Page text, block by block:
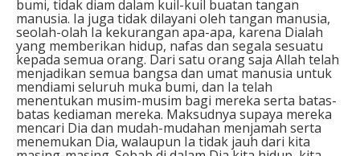
bumi, tidak diam dalam kuil-kuil buatan tangan
manusia. Ia juga tidak dilayani oleh tangan manusia,
seolah-olah Ia kekurangan apa-apa, karena Dialah
yang memberikan hidup, nafas dan segala sesuatu
kepada semua orang. Dari satu orang saja Allah telah
menjadikan semua bangsa dan umat manusia untuk
mendiami seluruh muka bumi, dan Ia telah
menentukan musim-musim bagi mereka serta batas-
batas kediaman mereka. Maksudnya supaya mereka
mencari Dia dan mudah-mudahan menjamah serta
menemukan Dia, walaupun Ia tidak jauh dari kita